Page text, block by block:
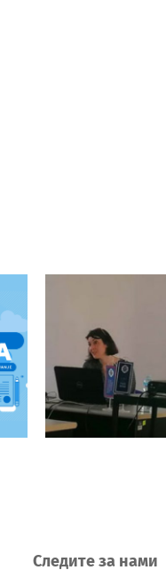
семинар
Следите за нами